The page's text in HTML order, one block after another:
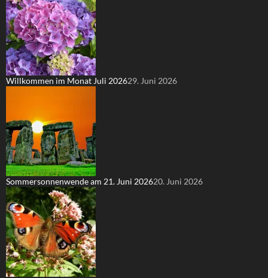
Willkommen im Monat Juli 202629. Juni 2026
Sommersonnenwende am 21. Juni 202620. Juni 2026